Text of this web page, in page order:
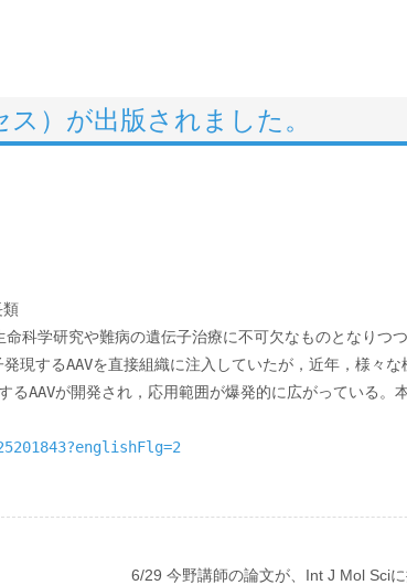
）が出版されました。
類
学研究や難病の遺伝子治療に不可欠なものとなりつつ
現するAAVを直接組織に注入していたが，近年，様々な
AAVが開発され，応用範囲が爆発的に広がっている。
6/29 今野講師の論文が、Int J Mol Sciに